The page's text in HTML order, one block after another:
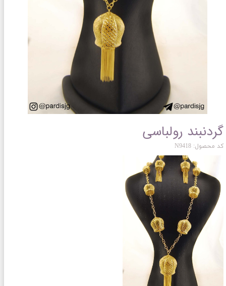
گردنبند رولباسی
کد محصول: N9418